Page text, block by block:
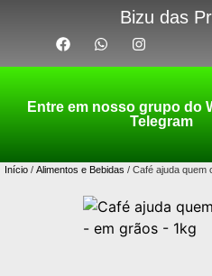
Bizu das
Entre em nosso grupo do
Telegram
Início / Alimentos e Bebidas / Café ajuda quem